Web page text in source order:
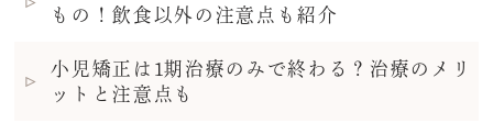
もの！飲食以外の注意点も紹介
小児矯正は1期治療のみで終わる？治療のメリ
ットと注意点も